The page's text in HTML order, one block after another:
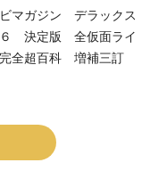
マガジン デラックス
６ 決定版 全仮面ライ
全超百科 増補三訂